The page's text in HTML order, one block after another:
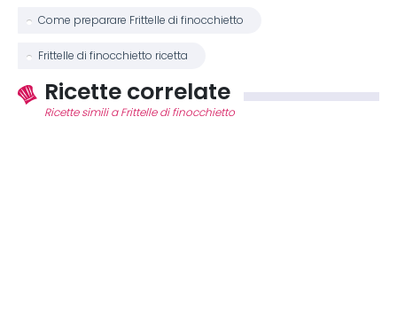
Come preparare Frittelle di finocchietto
Frittelle di finocchietto ricetta
Ricette correlate
Ricette simili a Frittelle di finocchietto